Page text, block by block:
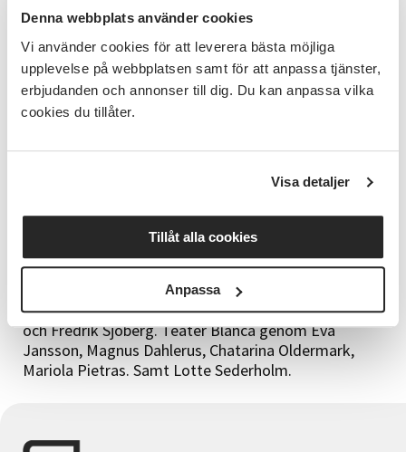
Denna webbplats använder cookies
Vi använder cookies för att leverera bästa möjliga
upplevelse på webbplatsen samt för att anpassa tjänster,
erbjudanden och annonser till dig. Du kan anpassa vilka
cookies du tillåter.
Visa detaljer
Tillåt alla cookies
Anpassa
Känsla däremot, bjöd han gärna på i rikliga mängder.
P-O delade med sig av det han hade och han värnade
det ömtåliga som andra gick förbi, vilket inte
hindrade honom från att rasa mot makten och
överheten.
Han var full av historier om sitt liv på sjön och sina
skulle åka på en kryssning när han fyllde 70. Nu blev
En stor personlighet har lämnat oss. Förlusten av
vännen och kollegan P-O lämnar oss med stor sorg
Vänner och kollegor från Esters Orkester och
Studieförbundet Vuxenskolan genom Ted Dluzewski
och Fredrik Sjöberg. Teater Blanca genom Eva
Jansson, Magnus Dahlerus, Chatarina Oldermark,
Mariola Pietras. Samt Lotte Sederholm.